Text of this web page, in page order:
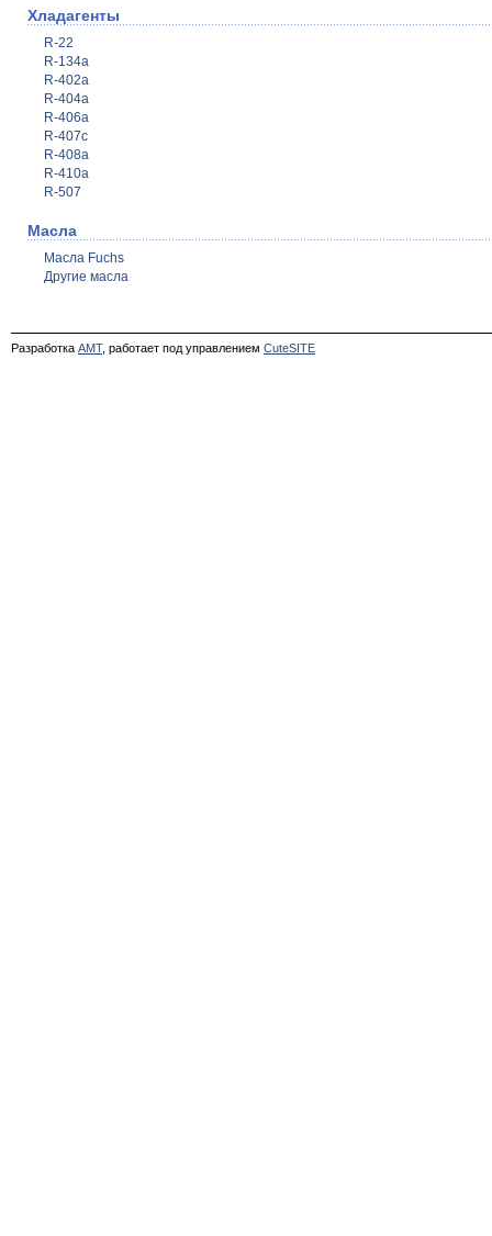
Хладагенты
R-22
R-134a
R-402a
R-404a
R-406a
R-407c
R-408a
R-410a
R-507
Масла
Масла Fuchs
Другие масла
Разработка АМТ, работает под управлением CuteSITE